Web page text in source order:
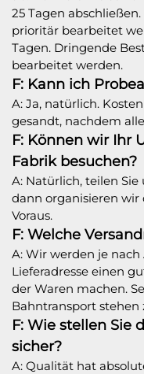
25 Tagen
prioritär bearbeitet
Tagen. Dringende
bearbeitet werden.
F: Kann ich
A: Ja, natürlich.
gesandt, nachdem
F: Können wir Ihr
Fabrik besuchen?
A: Natürlich, teilen
dann organisieren
Voraus.
F: Welche
A: Wir werden je
Lieferadresse einen
der Waren machen.
Bahntransport stehen
F: Wie stellen Sie
sicher?
A: Qualität hat